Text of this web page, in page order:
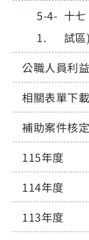
十
試區)
公職人員利
相關表單下載
補助案件核
115年度
114年度
113年度